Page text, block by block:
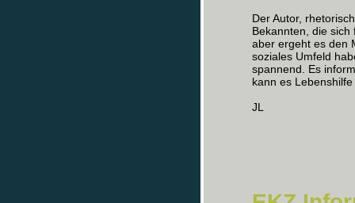
Der Autor,
Bekannten, die
aber ergeht es den
soziales Umfeld
spannend. Es
kann es
JL